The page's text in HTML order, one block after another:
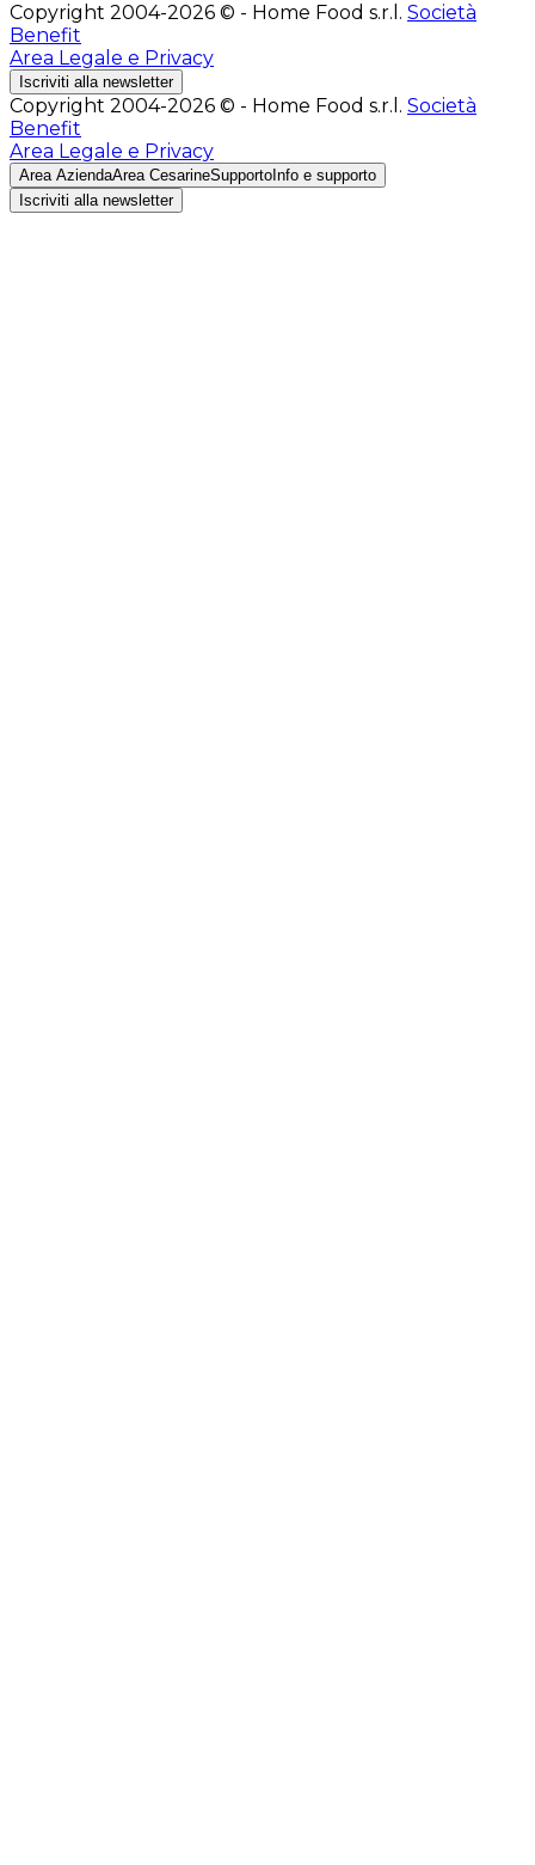
Copyright 2004-2026 © - Home Food s.r.l. Società
Benefit
Area Legale e Privacy
Iscriviti alla newsletter
Copyright 2004-2026 © - Home Food s.r.l. Società
Benefit
Area Legale e Privacy
Area AziendaArea CesarineSupporto Info e supporto
Iscriviti alla newsletter